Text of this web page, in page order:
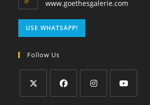
www.goethesgalerie.com
USE WHATSAPP!
Follow Us